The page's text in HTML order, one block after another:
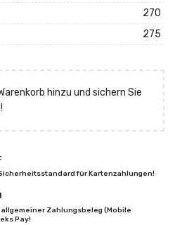
270
275
hinzu und sichern Sie
für Kartenzahlungen!
Zahlungsbeleg (Mobile
Pay!